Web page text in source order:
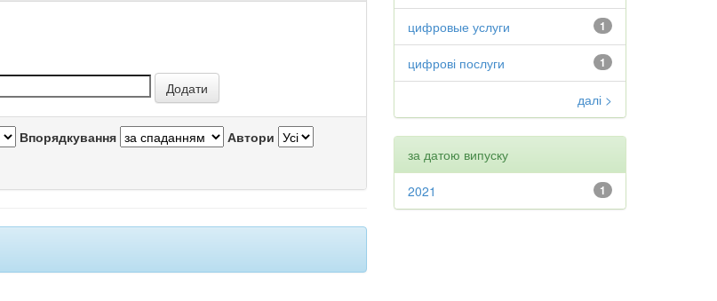
Впорядкування Автори
1
цифровые услуги
1
цифрові послуги
далі >
за датою випуску
1
2021